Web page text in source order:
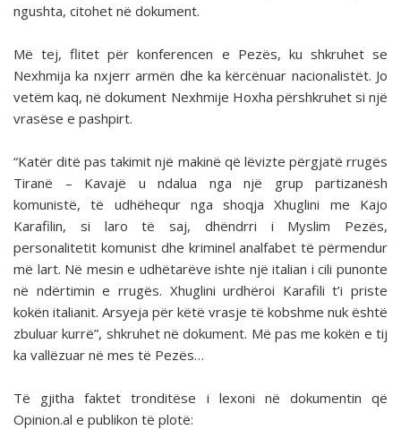
ngushta, citohet në dokument.
Më tej, flitet për konferencen e Pezës, ku shkruhet se
Nexhmija ka nxjerr armën dhe ka kërcënuar nacionalistët. Jo
vetëm kaq, në dokument Nexhmije Hoxha përshkruhet si një
vrasëse e pashpirt.
“Katër ditë pas takimit një makinë që lëvizte përgjatë rrugës
Tiranë – Kavajë u ndalua nga një grup partizanësh
komunistë, të udhëhequr nga shoqja Xhuglini me Kajo
Karafilin, si laro të saj, dhëndrri i Myslim Pezës,
personalitetit komunist dhe kriminel analfabet të përmendur
më lart. Në mesin e udhëtarëve ishte një italian i cili punonte
në ndërtimin e rrugës. Xhuglini urdhëroi Karafili t’i priste
kokën italianit. Arsyeja për këtë vrasje të kobshme nuk është
zbuluar kurrë”, shkruhet në dokument. Më pas me kokën e tij
ka vallëzuar në mes të Pezës…
Të gjitha faktet tronditëse i lexoni në dokumentin që
Opinion.al e publikon të plotë: